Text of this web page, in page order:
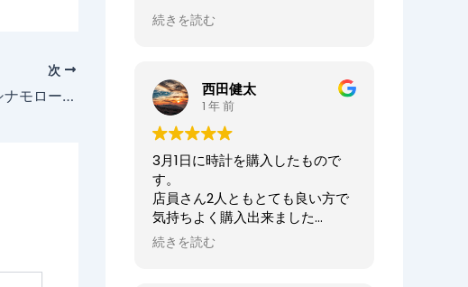
次
SEIKO セイコー キャラクター シナモロール目覚まし時計【CQ113L】をお買い上げいただきました、K.Y様からの声
店内も楽しんでいただけて何より
でございます。
ませ。
オーナーからの返信
HIDE-G様
正美堂時計店でございます。
この度は大切な時計の修理をお任
せいただき誠にありがとうござい
ます。
また、嬉しい口コミも誠にありが
とうございます！！
何度も来ていただき申し訳ござい
ませんでした。
続きを読む
西田健太
1 年 前
3月1日に時計を購入したもので
す。
店員さん2人ともとても良い方で
気持ちよく購入出来ました
ありがとうございました
続きを読む